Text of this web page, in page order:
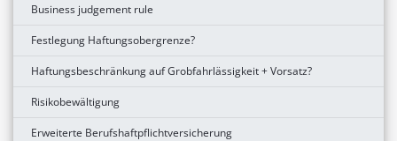
Business judgement rule
Festlegung Haftungsobergrenze?
Haftungsbeschränkung auf Grobfahrlässigkeit + Vorsatz?
Risikobewältigung
Erweiterte Berufshaftpflichtversicherung